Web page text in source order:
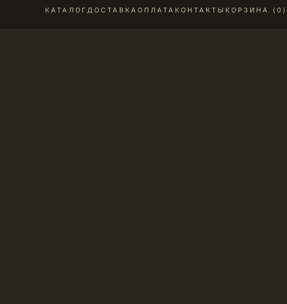
КАТАЛОГ ДОСТАВКА ОПЛАТА КОНТАКТЫ КОРЗИНА ( 0 )